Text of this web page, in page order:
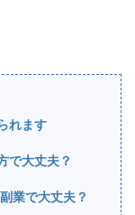
れます
で大丈夫？
業で大丈夫？